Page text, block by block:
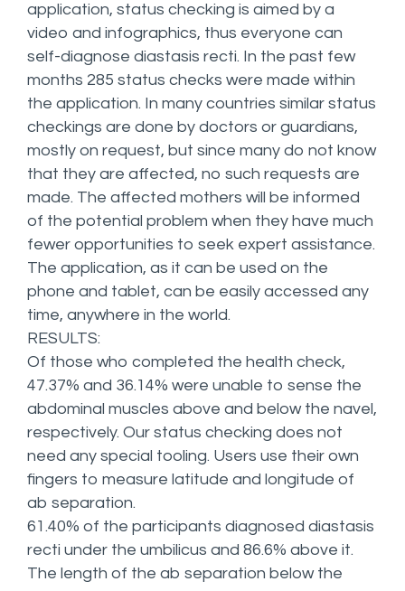
application, status checking is aimed by a
video and infographics, thus everyone can
self-diagnose diastasis recti. In the past few
months 285 status checks were made within
the application. In many countries similar status
checkings are done by doctors or guardians,
mostly on request, but since many do not know
that they are affected, no such requests are
made. The affected mothers will be informed
of the potential problem when they have much
fewer opportunities to seek expert assistance.
The application, as it can be used on the
phone and tablet, can be easily accessed any
time, anywhere in the world.
RESULTS:
Of those who completed the health check,
47.37% and 36.14% were unable to sense the
abdominal muscles above and below the navel,
respectively. Our status checking does not
need any special tooling. Users use their own
fingers to measure latitude and longitude of
ab separation.
61.40% of the participants diagnosed diastasis
recti under the umbilicus and 86.6% above it.
The length of the ab separation below the